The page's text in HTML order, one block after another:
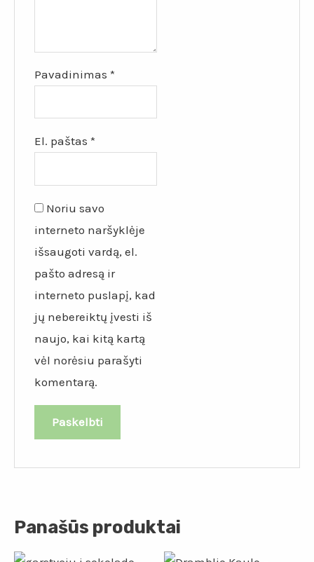
Pavadinimas*
El. paštas*
Noriu savo
interneto naršyklėje
išsaugoti vardą, el.
pašto adresą ir
interneto puslapį, kad
jų nebereiktų įvesti iš
naujo, kai kitą kartą
vėl norėsiu parašyti
komentarą.
Panašūs produktai